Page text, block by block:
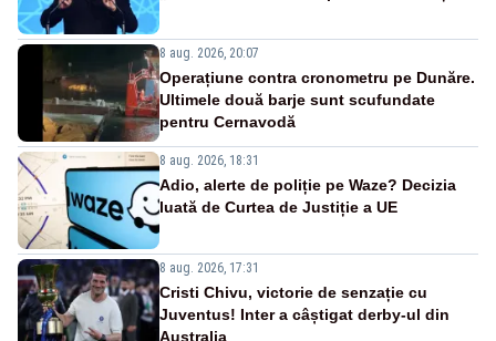
8 aug. 2026, 20:07
Operațiune contra cronometru pe Dunăre.
Ultimele două barje sunt scufundate
pentru Cernavodă
8 aug. 2026, 18:31
Adio, alerte de poliție pe Waze? Decizia
luată de Curtea de Justiție a UE
8 aug. 2026, 17:31
Cristi Chivu, victorie de senzație cu
Juventus! Inter a câștigat derby-ul din
Australia